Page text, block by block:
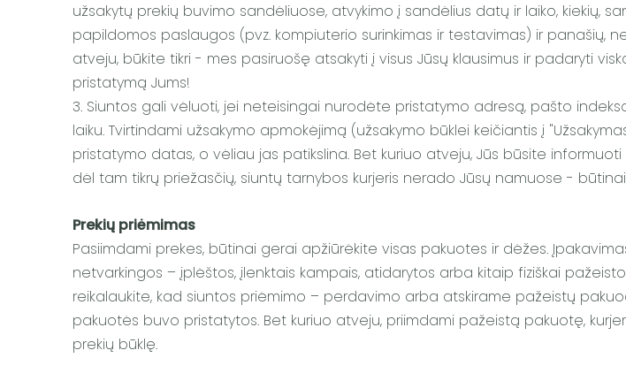
užsakytų prekių buvimo sandėliuose, atvykimo į sandėlius datų ir laiko, kiekių,
papildomos paslaugos (pvz. kompiuterio surinkimas ir testavimas) ir panašių,
atveju, būkite tikri - mes pasiruošę atsakyti į visus Jūsų klausimus ir padaryti
pristatymą Jums!
3. Siuntos gali vėluoti, jei neteisingai nurodėte pristatymo adresą, pašto
laiku. Tvirtindami užsakymo apmokėjimą (užsakymo būklei keičiantis į
pristatymo datas, o vėliau jas patikslina. Bet kuriuo atveju, Jūs būsite
dėl tam tikrų priežasčių, siuntų tarnybos kurjeris nerado Jūsų namuose -
Prekių priėmimas
Pasiimdami prekes, būtinai gerai apžiūrėkite visas pakuotes ir dėžes.
netvarkingos – įplėštos, įlenktais kampais, atidarytos arba kitaip fiziškai
reikalaukite, kad siuntos priėmimo – perdavimo arba atskirame pažeistų
pakuotės buvo pristatytos. Bet kuriuo atveju, priimdami pažeistą pakuotę,
prekių būklę.